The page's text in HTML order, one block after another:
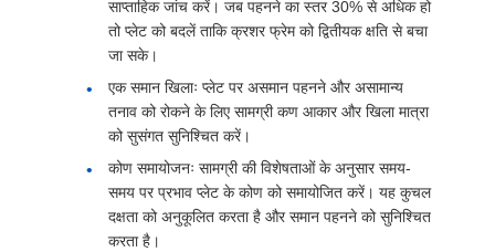
साप्ताहिक जांच करें। जब पहनने का स्तर 30% से अधिक हो
तो प्लेट को बदलें ताकि क्रशर फ्रेम को द्वितीयक क्षति से बचा
जा सके।
एक समान खिलाः प्लेट पर असमान पहनने और असामान्य
तनाव को रोकने के लिए सामग्री कण आकार और खिला मात्रा
को सुसंगत सुनिश्चित करें।
कोण समायोजनः सामग्री की विशेषताओं के अनुसार समय-
समय पर प्रभाव प्लेट के कोण को समायोजित करें। यह कुचल
दक्षता को अनुकूलित करता है और समान पहनने को सुनिश्चित
करता है।